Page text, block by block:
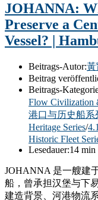
JOHANNA:
Preserve a
Vessel? |
Beitrags-Autor:黃
Beitrag
Beitrags-
Flow Civilization
港口与历史船系
Heritage Series/
Historic Fleet
Lesedauer:14 min
JOHANNA 是一艘建
船，曾承担汉堡与下
建造背景、河港物流